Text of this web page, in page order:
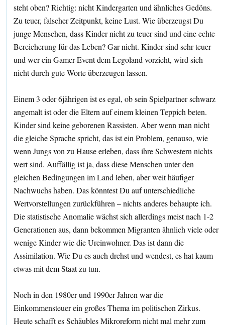
steht oben? Richtig: nicht Kindergarten und ähnliches Gedöns.
Zu teuer, falscher Zeitpunkt, keine Lust. Wie überzeugst Du
junge Menschen, dass Kinder nicht zu teuer sind und eine echte
Bereicherung für das Leben? Gar nicht. Kinder sind sehr teuer
und wer ein Gamer-Event dem Legoland vorzieht, wird sich
nicht durch gute Worte überzeugen lassen.
Einem 3 oder 6jährigen ist es egal, ob sein Spielpartner schwarz
angemalt ist oder die Eltern auf einem kleinen Teppich beten.
Kinder sind keine geborenen Rassisten. Aber wenn man nicht
die gleiche Sprache spricht, das ist ein Problem, genauso, wie
wenn Jungs von zu Hause erleben, dass ihre Schwestern nichts
wert sind. Auffällig ist ja, dass diese Menschen unter den
gleichen Bedingungen im Land leben, aber weit häufiger
Nachwuchs haben. Das könntest Du auf unterschiedliche
Wertvorstellungen zurückführen – nichts anderes behaupte ich.
Die statistische Anomalie wächst sich allerdings meist nach 1-2
Generationen aus, dann bekommen Migranten ähnlich viele oder
wenige Kinder wie die Ureinwohner. Das ist dann die
Assimilation. Wie Du es auch drehst und wendest, es hat kaum
etwas mit dem Staat zu tun.
Noch in den 1980er und 1990er Jahren war die
Einkommensteuer ein großes Thema im politischen Zirkus.
Heute schafft es Schäubles Mikroreform nicht mal mehr zum